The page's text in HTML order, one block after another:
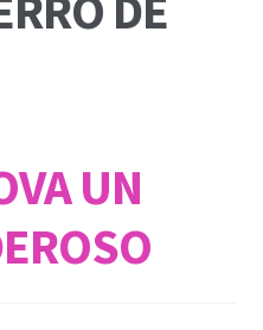
UN